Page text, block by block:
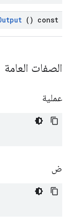
() const
الصفات العامة
عملية
ض